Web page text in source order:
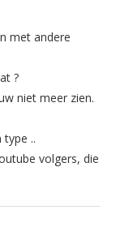
met andere
?
niet meer zien.
..
volgers, die